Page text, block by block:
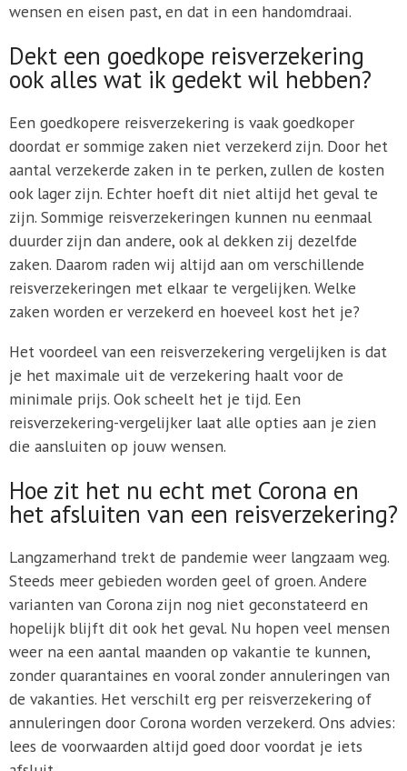
wensen en eisen past, en dat in een handomdraai.
Dekt een goedkope reisverzekering
ook alles wat ik gedekt wil hebben?
Een goedkopere reisverzekering is vaak goedkoper
doordat er sommige zaken niet verzekerd zijn. Door het
aantal verzekerde zaken in te perken, zullen de kosten
ook lager zijn. Echter hoeft dit niet altijd het geval te
zijn. Sommige reisverzekeringen kunnen nu eenmaal
duurder zijn dan andere, ook al dekken zij dezelfde
zaken. Daarom raden wij altijd aan om verschillende
reisverzekeringen met elkaar te vergelijken. Welke
zaken worden er verzekerd en hoeveel kost het je?
Het voordeel van een reisverzekering vergelijken is dat
je het maximale uit de verzekering haalt voor de
minimale prijs. Ook scheelt het je tijd. Een
reisverzekering-vergelijker laat alle opties aan je zien
die aansluiten op jouw wensen.
Hoe zit het nu echt met Corona en
het afsluiten van een reisverzekering?
Langzamerhand trekt de pandemie weer langzaam weg.
Steeds meer gebieden worden geel of groen. Andere
varianten van Corona zijn nog niet geconstateerd en
hopelijk blijft dit ook het geval. Nu hopen veel mensen
weer na een aantal maanden op vakantie te kunnen,
zonder quarantaines en vooral zonder annuleringen van
de vakanties. Het verschilt erg per reisverzekering of
annuleringen door Corona worden verzekerd. Ons advies:
lees de voorwaarden altijd goed door voordat je iets